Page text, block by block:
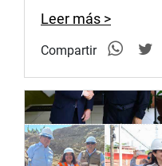
Leer más >
Compartir